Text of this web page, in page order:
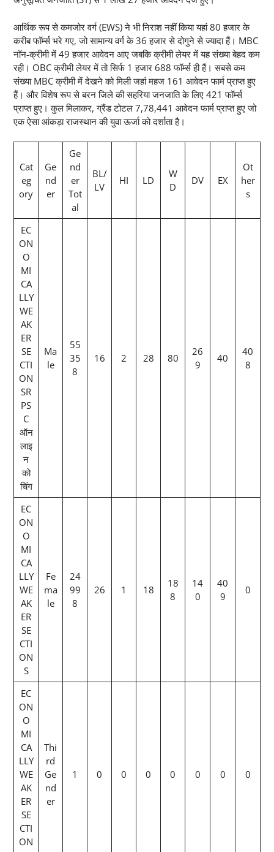
आर्थिक रूप से कमजोर वर्ग (EWS) ने भी निराश नहीं किया यहां 80 हजार के
करीब फॉर्म्स भरे गए, जो सामान्य वर्ग के 36 हजार से दोगुने से ज्यादा हैं। MBC
नॉन-क्रीमी में 49 हजार आवेदन आए जबकि क्रीमी लेयर में यह संख्या बेहद कम
रही। OBC क्रीमी लेयर में तो सिर्फ 1 हजार 688 फॉर्म्स ही हैं। सबसे कम
संख्या MBC क्रीमी में देखने को मिली जहां महज 161 आवेदन फार्म प्राप्त हुए
हैं। और विशेष रूप से बरन जिले की सहरिया जनजाति के लिए 421 फॉर्म्स
प्राप्त हुए। कुल मिलाकर, ग्रैंड टोटल 7,78,441 आवेदन फार्म प्राप्त हुए जो
एक ऐसा आंकड़ा राजस्थान की युवा ऊर्जा को दर्शाता है।
Cat
eg
ory
Ge
nd
er
Ge
nd
er
Tot
al
BL/
LV
HI LD
W
D
DV EX
Ot
her
s
EC
ON
O
MI
CA
LLY
WE
AK
ER
SE
CTI
ON
SR
PS
C
ऑन
लाइ
न
को
चिंग
Ma
le
55
35
8
16 2 28 80
26
9
40
40
8
EC
ON
O
MI
CA
LLY
WE
AK
ER
SE
CTI
ON
S
Fe
ma
le
24
99
8
26 1 18
18
8
14
0
40
9
0
EC
ON
O
MI
CA
LLY
WE
AK
ER
SE
CTI
ON
Thi
rd
Ge
nd
er
1 0 0 0 0 0 0 0